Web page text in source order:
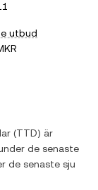
utbud
(TTD) är
de senaste
de senaste sju